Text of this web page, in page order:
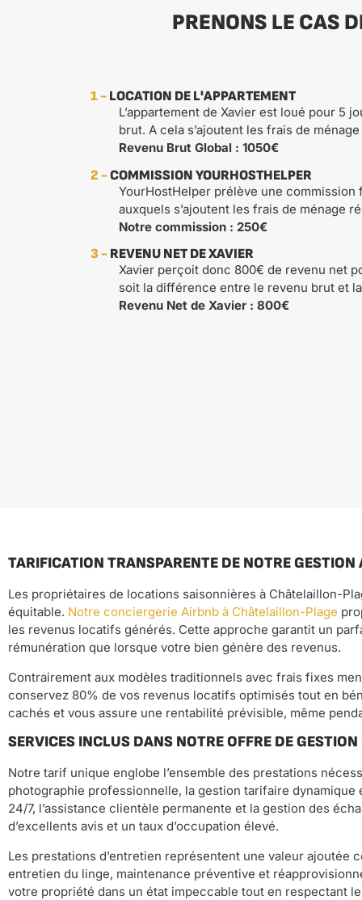
PRENONS LE CAS
1 - LOCATION DE L'APPARTEMENT
L’appartement de Xavier est loué pour 5
brut. A cela s’ajoutent les frais de
Revenu Brut Global : 1050€
2 -COMMISSION YOURHOSTHELPER
YourHostHelper prélève une
auxquels s’ajoutent les frais de ménage
Notre commission : 250€
3 - REVENU NET DE XAVIER
Xavier perçoit donc 800€ de revenu net
soit la différence entre le revenu brut et
Revenu Net de Xavier : 800€
TARIFICATION TRANSPARENTE DE NOTRE GESTION
Les propriétaires de locations saisonnières à Châtelaillon-
équitable. Notre conciergerie Airbnb à Châtelaillon-Plage
les revenus locatifs générés. Cette approche garantit un
rémunération que lorsque votre bien génère des revenus.
Contrairement aux modèles traditionnels avec frais fixes
conservez 80% de vos revenus locatifs optimisés tout en
cachés et vous assure une rentabilité prévisible, même
SERVICES INCLUS DANS NOTRE OFFRE DE
Notre tarif unique englobe l’ensemble des prestations
photographie professionnelle, la gestion tarifaire
24/7, l’assistance clientèle permanente et la gestion des
d’excellents avis et un taux d’occupation élevé.
Les prestations d’entretien représentent une valeur
entretien du linge, maintenance préventive et
votre propriété dans un état impeccable tout en respectant